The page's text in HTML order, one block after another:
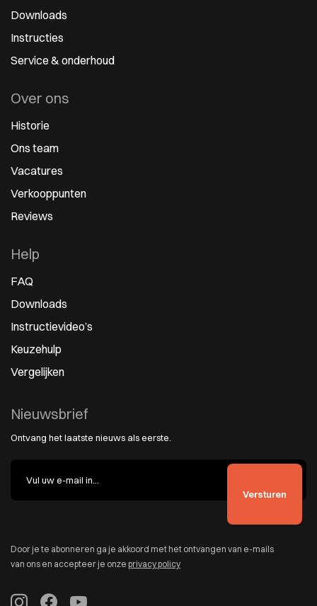
Downloads
Instructies
Service & onderhoud
Over ons
Historie
Ons team
Vacatures
Verkooppunten
Reviews
Help
FAQ
Downloads
Instructievideo’s
Keuzehulp
Vergelijken
Nieuwsbrief
Ontvang het laatste nieuws als eerste.
Door je te abonneren ga je akkoord met het ontvangen van e-mails
van ons en accepteer je onze privacy policy